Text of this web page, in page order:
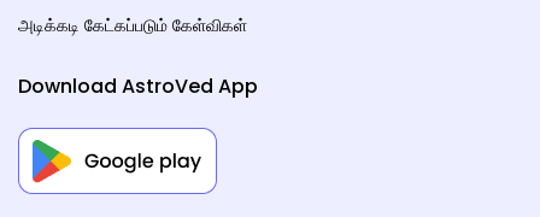
அடிக்கடி கேட்கப்படும் கேள்விகள்
Download AstroVed App